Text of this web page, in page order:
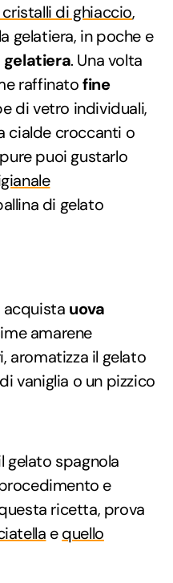
di ghiaccio,
gelatiera, in poche e
gelatiera. Una volta
raffinatofine
di vetro individuali,
cialde croccanti o
puoi gustarlo
di gelato
acquista uova
amarene
aromatizza il gelato
vaniglia o un pizzico
gelato spagnola
e
ricetta, prova
equello